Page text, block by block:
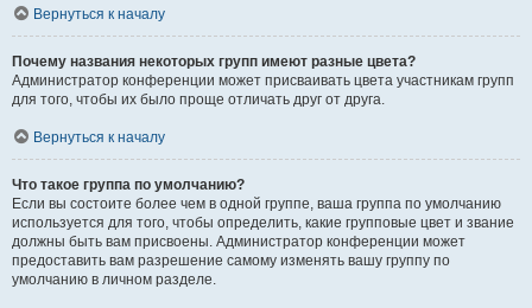
Вернуться к началу
Почему названия некоторых групп имеют разные цвета?
Администратор конференции может присваивать цвета участникам групп
для того, чтобы их было проще отличать друг от друга.
Вернуться к началу
Что такое группа по умолчанию?
Если вы состоите более чем в одной группе, ваша группа по умолчанию
используется для того, чтобы определить, какие групповые цвет и звание
должны быть вам присвоены. Администратор конференции может
предоставить вам разрешение самому изменять вашу группу по
умолчанию в личном разделе.